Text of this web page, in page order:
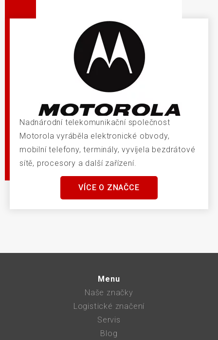
Nadnárodní telekomunikační společnost
Motorola vyráběla elektronické obvody,
mobilní telefony, terminály, vyvíjela bezdrátové
sítě, procesory a další zařízení.
VÍCE O ZNAČCE
Menu
Naše značky
Logistické značení
Servis
Blog